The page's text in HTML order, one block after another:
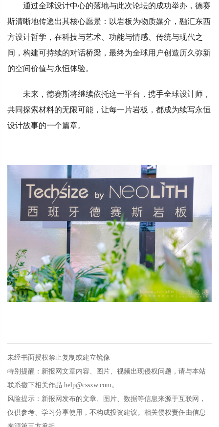
通过全球设计中心的落地与此次论坛的成功举办，德赛
斯清晰地传递出其核心愿景：以岩板为物质媒介，融汇东西
方设计哲学，在科技与艺术、功能与情感、传统与现代之
间，构建可持续的对话桥梁，最终为全球用户创造历久弥新
的空间价值与永恒体验。
未来，德赛斯将继续依托这一平台，携手全球设计师，
共同探索材料的无限可能，让每一片岩板，都成为续写永恒
设计故事的一个篇章。
未经书面授权禁止复制或建立镜像
特别提醒：新报网文章内容、图片、视频出现侵权问题，请与本站
联系撤下相关作品 help@cssxw.com。
风险提示：新报网发布的文章、图片、数据等信息来源于互联网，
仅供参考、学习分享使用，不构成投资建议。相关侵权责任由信息